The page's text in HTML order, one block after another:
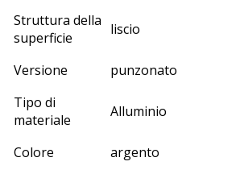
Struttura della
superficie
liscio
Versione
punzonato
Tipo di
materiale
Alluminio
Colore
argento